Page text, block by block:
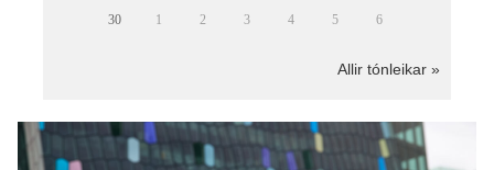
30 1 2 3 4 5 6
Allir tónleikar